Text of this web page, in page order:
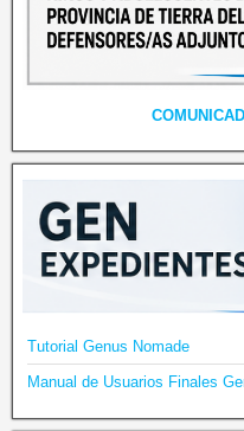
Tutorial Genus Nomade
Manual de Usuarios Finales